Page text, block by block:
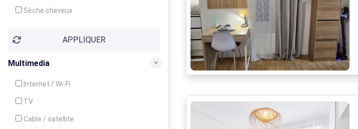
Sèche cheveux
APPLIQUER
Multimedia
Internet / Wi-Fi
TV
Cable / satellite